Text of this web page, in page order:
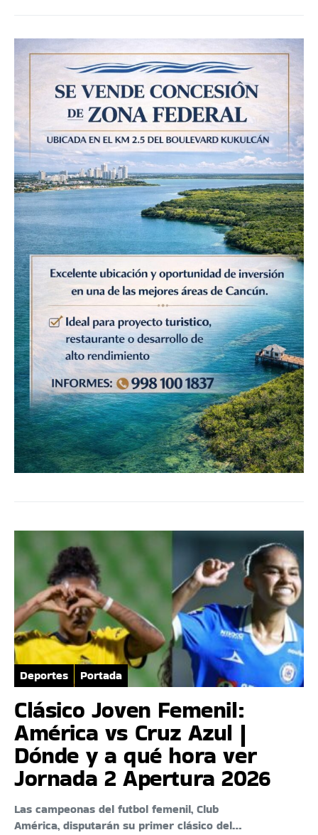
Deportes Portada
Clásico Joven Femenil:
América vs Cruz Azul |
Dónde y a qué hora ver
Jornada 2 Apertura 2026
Las campeonas del futbol femenil, Club
América, disputarán su primer clásico del…